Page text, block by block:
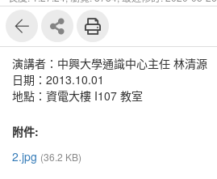
演講者：中興大學通識中心主任 林清源
日期：2013.10.01
地點：資電大樓 I107 教室
附件:
2.jpg (36.2 KB)